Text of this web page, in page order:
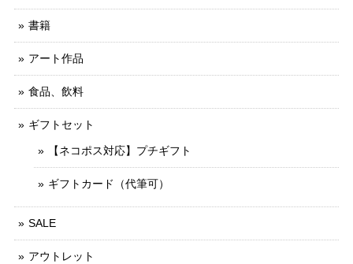
書籍
アート作品
食品、飲料
ギフトセット
【ネコポス対応】プチギフト
ギフトカード（代筆可）
SALE
アウトレット